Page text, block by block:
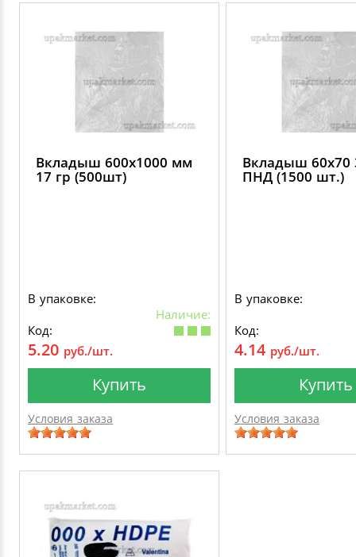
Вкладыш 600х1000 мм
17 гр (500шт)
В упаковке:
Наличие:
Код:
5.20 руб./шт.
Купить
Условия заказа
Вкладыш 60х70
ПНД (1500 шт.)
В упаковке:
Код:
4.14 руб./шт.
Купить
Условия заказа